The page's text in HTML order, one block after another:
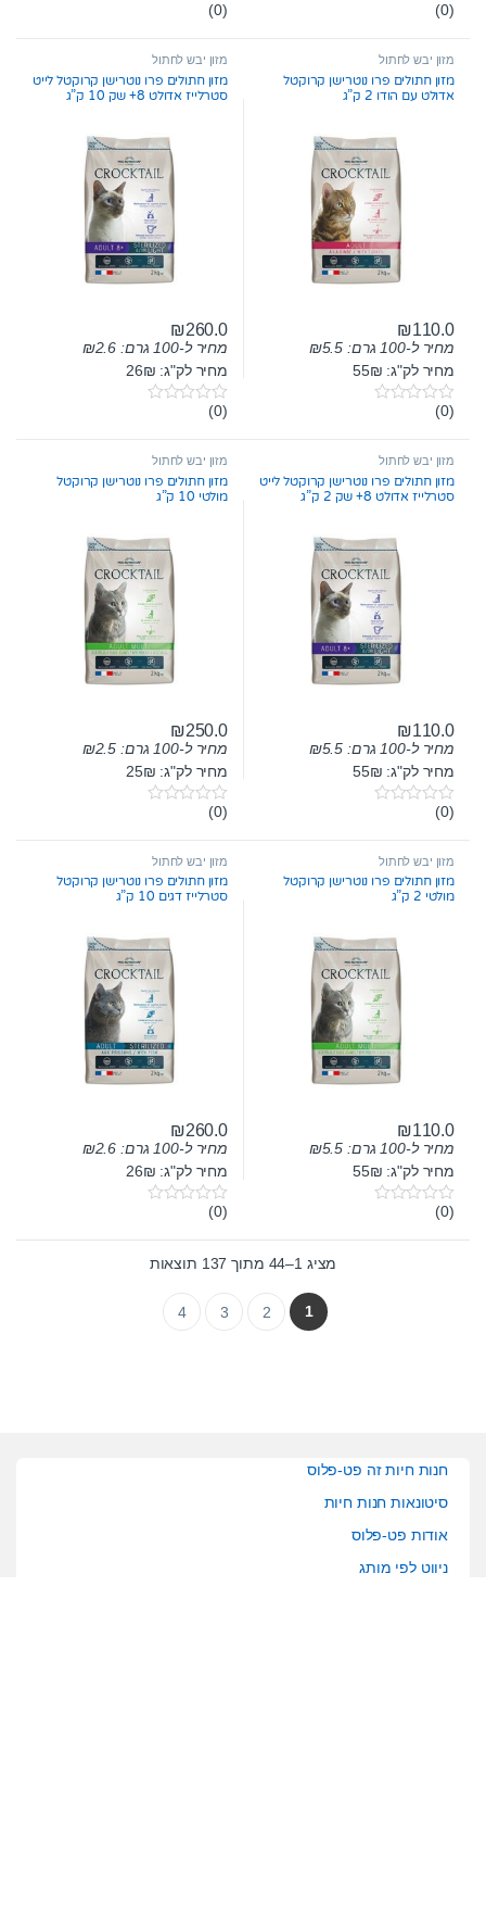
0
t
o
f
5
(0)
0
t
o
f
5
(0)
מזון יבש לחתול
מזון חתולים פרו נוטרישן קרוקטל
אדולט עם הודו 2 ק”ג
₪110.0
מחיר ל-100 גרם: ₪5.5
מחיר לק"ג: 55₪
0
t
f
5
(0)
מזון יבש לחתול
מזון חתולים פרו נוטרישן קרוקטל לייט
סטרלייז אדולט 8+ שק 10 ק”ג
₪260.0
מחיר ל-100 גרם: ₪2.6
מחיר לק"ג: 26₪
0
t
f
5
(0)
מזון יבש לחתול
מזון חתולים פרו נוטרישן קרוקטל לייט
סטרלייז אדולט 8+ שק 2 ק”ג
₪110.0
מחיר ל-100 גרם: ₪5.5
מחיר לק"ג: 55₪
0
t
o
f
5
(0)
מזון יבש לחתול
מזון חתולים פרו נוטרישן קרוקטל
מולטי 10 ק”ג
₪250.0
מחיר ל-100 גרם: ₪2.5
מחיר לק"ג: 25₪
0
t
o
f
5
(0)
מזון יבש לחתול
מזון חתולים פרו נוטרישן קרוקטל
מולטי 2 ק”ג
₪110.0
מחיר ל-100 גרם: ₪5.5
מחיר לק"ג: 55₪
0
u
(0)
מזון יבש לחתול
מזון חתולים פרו נוטרישן קרוקטל
סטרלייז דגים 10 ק”ג
₪260.0
מחיר ל-100 גרם: ₪2.6
מחיר לק"ג: 26₪
0
u
t
f
5
(0)
מציג 1–44 מתוך 137 תוצאות
1
2
3
4
חנות חיות זה פט-פלוס
סיטונאות חנות חיות
אודות פט-פלוס
ניווט לפי מותג